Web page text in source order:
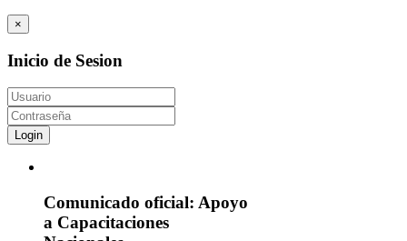
×
Inicio de Sesion
Login
Comunicado oficial: Apoyo
a Capacitaciones